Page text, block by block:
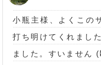
小瓶主様、よくこの
打ち明けてくれまし
ました。すいません (